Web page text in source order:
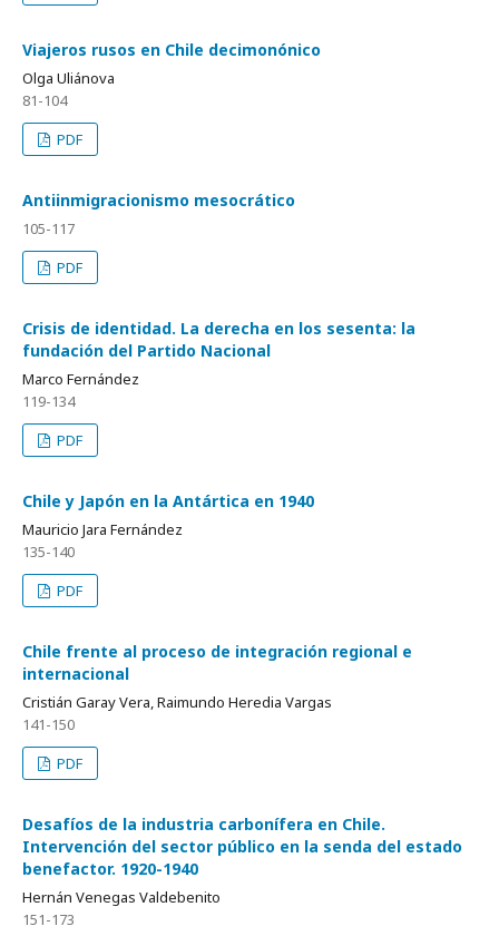
Viajeros rusos en Chile decimonónico
Olga Uliánova
81-104
PDF
Antiinmigracionismo mesocrático
105-117
PDF
Crisis de identidad. La derecha en los sesenta: la
fundación del Partido Nacional
Marco Fernández
119-134
PDF
Chile y Japón en la Antártica en 1940
Mauricio Jara Fernández
135-140
PDF
Chile frente al proceso de integración regional e
internacional
Cristián Garay Vera, Raimundo Heredia Vargas
141-150
PDF
Desafíos de la industria carbonífera en Chile.
Intervención del sector público en la senda del estado
benefactor. 1920-1940
Hernán Venegas Valdebenito
151-173